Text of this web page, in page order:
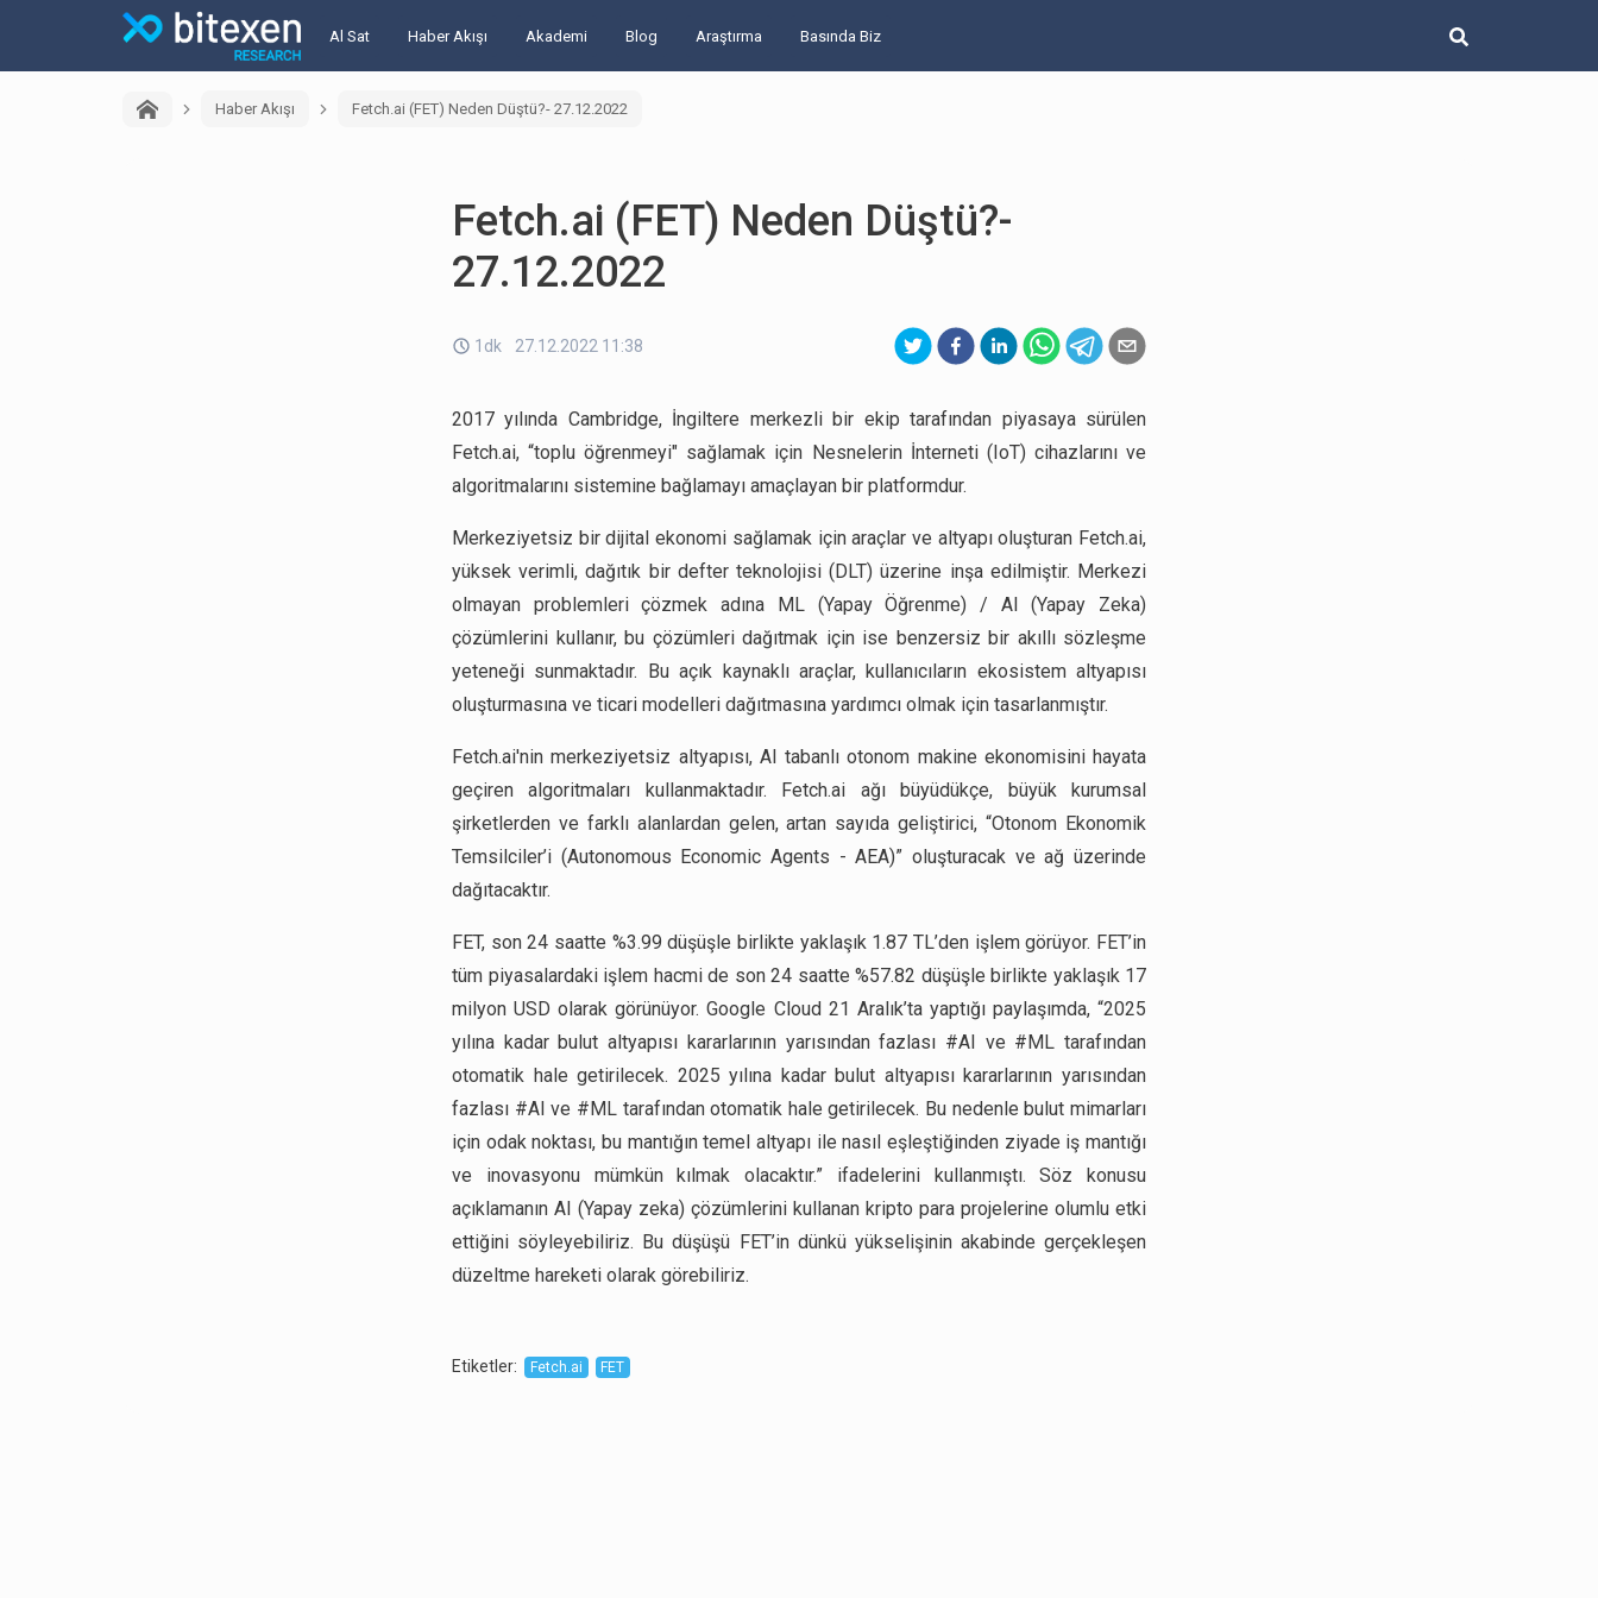
Al Sat Haber Akışı Akademi Blog Araştırma Basında Biz
Haber Akışı Fetch.ai (FET) Neden Düştü?- 27.12.2022
Fetch.ai (FET) Neden Düştü?-
27.12.2022
1dk 27.12.2022 11:38
2017 yılında Cambridge, İngiltere merkezli bir ekip tarafından piyasaya sürülen
Fetch.ai, “toplu öğrenmeyi" sağlamak için Nesnelerin İnterneti (IoT) cihazlarını ve
algoritmalarını sistemine bağlamayı amaçlayan bir platformdur.
Merkeziyetsiz bir dijital ekonomi sağlamak için araçlar ve altyapı oluşturan Fetch.ai,
yüksek verimli, dağıtık bir defter teknolojisi (DLT) üzerine inşa edilmiştir. Merkezi
olmayan problemleri çözmek adına ML (Yapay Öğrenme) / AI (Yapay Zeka)
çözümlerini kullanır, bu çözümleri dağıtmak için ise benzersiz bir akıllı sözleşme
yeteneği sunmaktadır. Bu açık kaynaklı araçlar, kullanıcıların ekosistem altyapısı
oluşturmasına ve ticari modelleri dağıtmasına yardımcı olmak için tasarlanmıştır.
Fetch.ai'nin merkeziyetsiz altyapısı, AI tabanlı otonom makine ekonomisini hayata
geçiren algoritmaları kullanmaktadır. Fetch.ai ağı büyüdükçe, büyük kurumsal
şirketlerden ve farklı alanlardan gelen, artan sayıda geliştirici, “Otonom Ekonomik
Temsilciler’i (Autonomous Economic Agents - AEA)” oluşturacak ve ağ üzerinde
dağıtacaktır.
FET, son 24 saatte %3.99 düşüşle birlikte yaklaşık 1.87 TL’den işlem görüyor. FET’in
tüm piyasalardaki işlem hacmi de son 24 saatte %57.82 düşüşle birlikte yaklaşık 17
milyon USD olarak görünüyor. Google Cloud 21 Aralık’ta yaptığı paylaşımda, “2025
yılına kadar bulut altyapısı kararlarının yarısından fazlası #AI ve #ML tarafından
otomatik hale getirilecek. 2025 yılına kadar bulut altyapısı kararlarının yarısından
fazlası #AI ve #ML tarafından otomatik hale getirilecek. Bu nedenle bulut mimarları
için odak noktası, bu mantığın temel altyapı ile nasıl eşleştiğinden ziyade iş mantığı
ve inovasyonu mümkün kılmak olacaktır.” ifadelerini kullanmıştı. Söz konusu
açıklamanın AI (Yapay zeka) çözümlerini kullanan kripto para projelerine olumlu etki
ettiğini söyleyebiliriz. Bu düşüşü FET’in dünkü yükselişinin akabinde gerçekleşen
düzeltme hareketi olarak görebiliriz.
Etiketler: Fetch.ai FET